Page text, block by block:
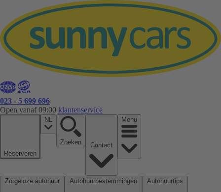
023 - 5 699 696
Open vanaf 09:00 klantenservice
Reserveren
NL
Zoeken
Menu